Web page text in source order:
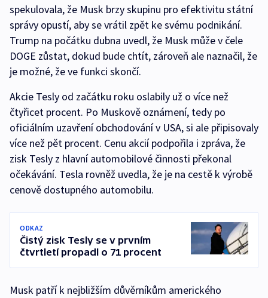
spekulovala, že Musk brzy skupinu pro efektivitu státní
správy opustí, aby se vrátil zpět ke svému podnikání.
Trump na počátku dubna uvedl, že Musk může v čele
DOGE zůstat, dokud bude chtít, zároveň ale naznačil, že
je možné, že ve funkci skončí.
Akcie Tesly od začátku roku oslabily už o více než
čtyřicet procent. Po Muskově oznámení, tedy po
oficiálním uzavření obchodování v USA, si ale připisovaly
více než pět procent. Cenu akcií podpořila i zpráva, že
zisk Tesly z hlavní automobilové činnosti překonal
očekávání. Tesla rovněž uvedla, že je na cestě k výrobě
cenově dostupného automobilu.
ODKAZ
Čistý zisk Tesly se v prvním
čtvrtletí propadl o 71 procent
Musk patří k nejbližším důvěrníkům amerického